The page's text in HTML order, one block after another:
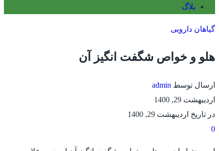
بلاگ
گیاهان دارویی
هلو و خواص شگفت انگیز آن
ارسال توسط admin
اردیبهشت 29, 1400
در تاریخ اردیبهشت 29, 1400
0